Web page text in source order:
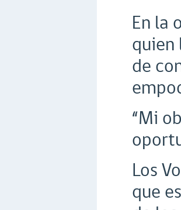
En la
de
“Mi
Los
que